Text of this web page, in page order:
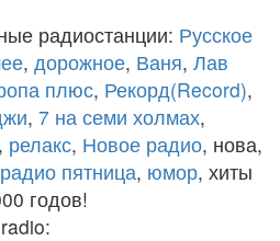
радиостанции: Русское
, дорожное, Ваня, Лав
плюс, Рекорд(Record),
, 7 на семи холмах,
, релакс, Новое радио, нова,
радио пятница, юмор, хиты
годов!